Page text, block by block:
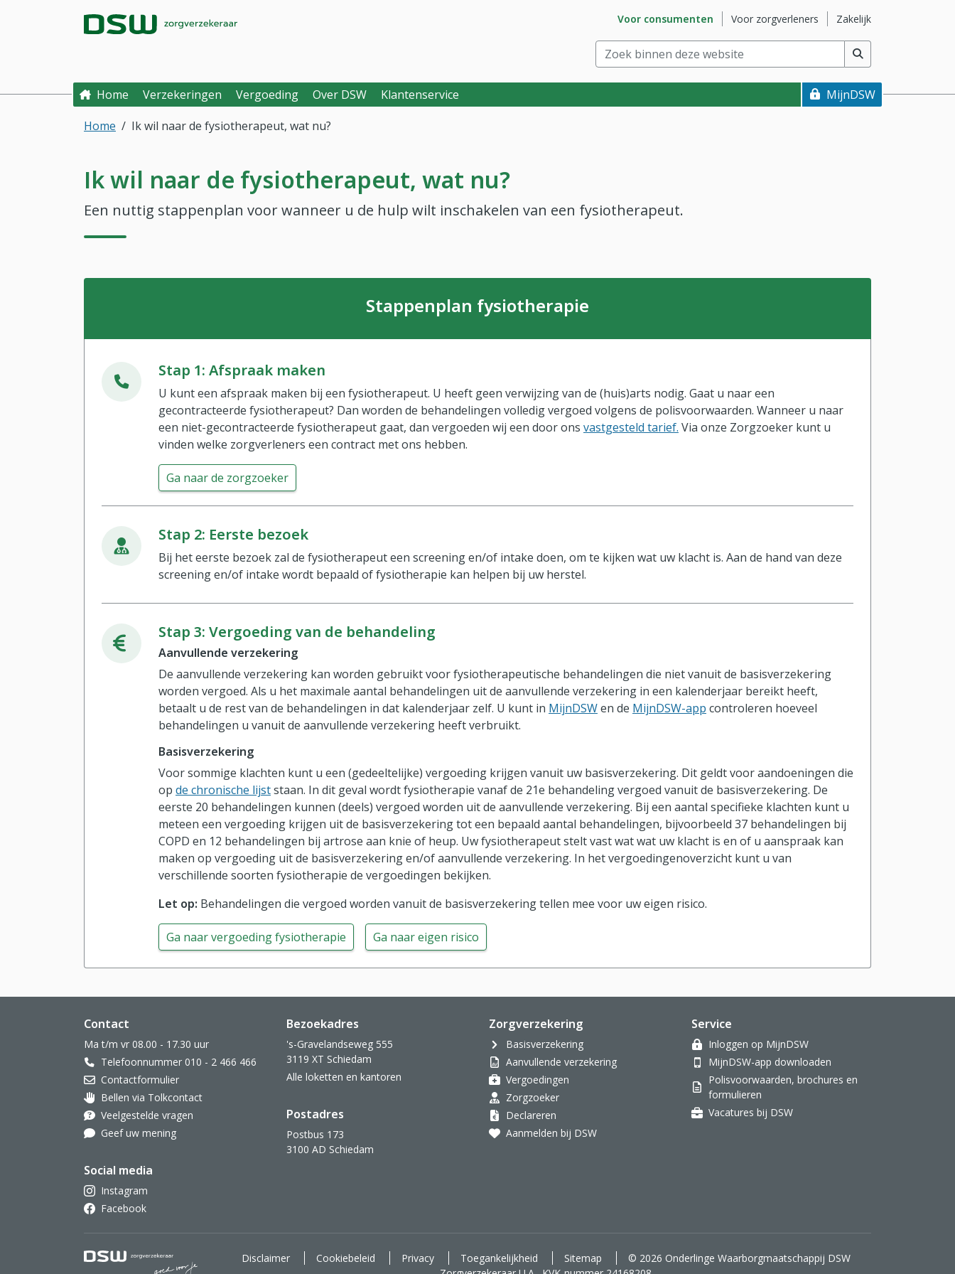
Direct naar hoofdinhoud
Direct naar hoofdmenu DSW Zorgverzekeraar. Goed voor je. Ga naar subsite
Voor consumenten Ga naar subsite
Voor zorgverleners Ga naar subsite
Zakelijk
Zoek binnen deze website(min. 2 tekens)
Home Verzekeringen Vergoeding Over DSW Klantenservice
MijnDSW
Home
Ik wil naar de fysiotherapeut, wat nu?
Ik wil naar de fysiotherapeut, wat nu?
Een nuttig stappenplan voor wanneer u de hulp wilt inschakelen van een fysiotherapeut.
Stappenplan fysiotherapie
Stap 1: Afspraak maken
U kunt een afspraak maken bij een fysiotherapeut. U heeft geen verwijzing van de (huis)arts nodig. Gaat u naar een
gecontracteerde fysiotherapeut? Dan worden de behandelingen volledig vergoed volgens de polisvoorwaarden. Wanneer u naar
een niet-gecontracteerde fysiotherapeut gaat, dan vergoeden wij een door ons vastgesteld tarief. Via onze Zorgzoeker kunt u
vinden welke zorgverleners een contract met ons hebben.
Ga naar de zorgzoeker
Stap 2: Eerste bezoek
Bij het eerste bezoek zal de fysiotherapeut een screening en/of intake doen, om te kijken wat uw klacht is. Aan de hand van deze
screening en/of intake wordt bepaald of fysiotherapie kan helpen bij uw herstel.
Stap 3: Vergoeding van de behandeling
Aanvullende verzekering
De aanvullende verzekering kan worden gebruikt voor fysiotherapeutische behandelingen die niet vanuit de basisverzekering
worden vergoed. Als u het maximale aantal behandelingen uit de aanvullende verzekering in een kalenderjaar bereikt heeft,
betaalt u de rest van de behandelingen in dat kalenderjaar zelf. U kunt in MijnDSWen de MijnDSW-app controleren hoeveel
behandelingen u vanuit de aanvullende verzekering heeft verbruikt.
Basisverzekering
Voor sommige klachten kunt u een (gedeeltelijke) vergoeding krijgen vanuit uw basisverzekering. Dit geldt voor aandoeningen die
op de chronische lijststaan. In dit geval wordt fysiotherapie vanaf de 21e behandeling vergoed vanuit de basisverzekering. De
eerste 20 behandelingen kunnen (deels) vergoed worden uit de aanvullende verzekering. Bij een aantal specifieke klachten kunt u
meteen een vergoeding krijgen uit de basisverzekering tot een bepaald aantal behandelingen, bijvoorbeeld 37 behandelingen bij
COPD en 12 behandelingen bij artrose aan knie of heup. Uw fysiotherapeut stelt vast wat wat uw klacht is en of u aanspraak kan
maken op vergoeding uit de basisverzekering en/of aanvullende verzekering. In het vergoedingenoverzicht kunt u van
verschillende soorten fysiotherapie de vergoedingen bekijken.
Let op: Behandelingen die vergoed worden vanuit de basisverzekering tellen mee voor uw eigen risico.
Ga naar vergoeding fysiotherapie Ga naar eigen risico
Website footer
Contact
Ma t/m vr 08.00 - 17.30 uur
Telefoonnummer 010 - 2 466 466
Contactformulier
Oor met hoortoestel
Bellen via Tolkcontact
Veelgestelde vragen
Geef uw mening
Social media
Instagram
Facebook
Bezoekadres
's-Gravelandseweg 555
3119 XT Schiedam
Alle loketten en kantoren
Postadres
Postbus 173
3100 AD Schiedam
Zorgverzekering
Basisverzekering
Aanvullende verzekering
Vergoedingen
Zorgzoeker
Declareren
Aanmelden bij DSW
Service
Inloggen op MijnDSW
MijnDSW-app downloaden
Polisvoorwaarden, brochures en
formulieren
Vacatures bij DSW
DSW Zorgverzekeraar. Goed voor je.
Disclaimer Cookiebeleid Privacy Toegankelijkheid Sitemap
© 2026 Onderlinge Waarborgmaatschappij DSW